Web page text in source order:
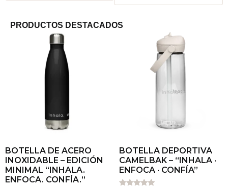
PRODUCTOS DESTACADOS
BOTELLA DE ACERO
INOXIDABLE – EDICIÓN
MINIMAL “INHALA.
ENFOCA. CONFÍA.”
BOTELLA DEPORTIVA
CAMELBAK – “INHALA ·
ENFOCA · CONFÍA”